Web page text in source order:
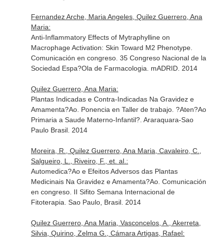
Fernandez Arche, Maria Angeles, Quilez Guerrero, Ana
Maria:
Anti-Inflammatory Effects of Mytraphylline on
Macrophage Activation: Skin Toward M2 Phenotype.
Comunicación en congreso. 35 Congreso Nacional de la
Sociedad Espa?Ola de Farmacologia. mADRID. 2014
Quilez Guerrero, Ana Maria:
Plantas Indicadas e Contra-Indicadas Na Gravidez e
Amamenta?Ao. Ponencia en Taller de trabajo. ?Aten?Ao
Primaria a Saude Materno-Infantil?. Araraquara-Sao
Paulo Brasil. 2014
Moreira, R., Quilez Guerrero, Ana Maria, Cavaleiro, C.,
Salgueiro, L., Riveiro, F., et. al.:
Automedica?Ao e Efeitos Adversos das Plantas
Medicinais Na Gravidez e Amamenta?Ao. Comunicación
en congreso. II Sifito Semana Internacional de
Fitoterapia. Sao Paulo, Brasil. 2014
Quilez Guerrero, Ana Maria, Vasconcelos, A., Akerreta,
Silvia, Quirino, Zelma G., Cámara Artigas, Rafael: